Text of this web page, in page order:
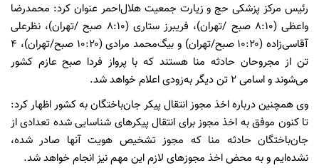
رئیس مرکز پزشکی حج و زیارت جمعیت هلال‌احمر عنوان کرد: محمدرضا
واعظی (۸:۱۰ صبح /تهران)، فریبرز ستاری (۸:۱۰ صبح /تهران)، نظرعلی
آقاسی‌زاده (۱۰:۲۰ صبح/تهران) و بیگ‌محمد مرادی (۱۰:۲۰ صبح/تهران)، ۴
تن از مجروحان حادثه منا هستند که با پرواز فردا صبح عازم کشور
می‌شوند و اسامی ۲ تن دیگر به‌زودی اعلام خواهد شد.
وی همچنین درباره اخذ مجوز انتقال پیکر جان‌باختگان به کشور اظهار کرد:
تا کنون موفق به اخذ مجوز برای انتقال پیکرهای شناسایی شده تعدادی از
جان‌باختگان حادثه منا که مجوز تشخیص هویت آنها صادر شده،
نشده‌ایم و به محض اخذ مجوزهای لازم این مهم نیز انجام خواهد شد.